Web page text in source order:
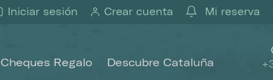
Iniciar sesión Crear cuenta Mi reserva
Cheques Regalo Descubre Cataluña